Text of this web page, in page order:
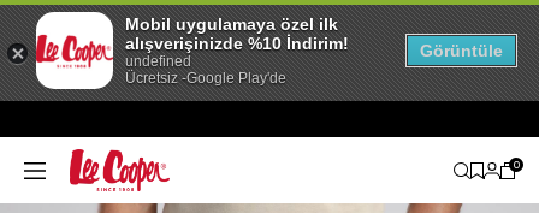
0
Mobil uygulamaya özel ilk
alışverişinizde %10 İndirim!
undefined
Ücretsiz -Google Play'de
Görüntüle